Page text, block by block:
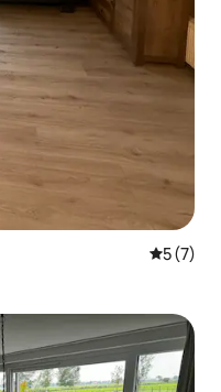
평점 5점
5 (7)